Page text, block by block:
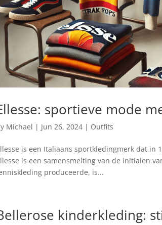
sportieve mode
Michael | Jun 26, 2024 | Outfits
is een Italiaans sportkledingmerk dat in
is een samensmelting van de initialen
produceerde, is...
kinderkleding: